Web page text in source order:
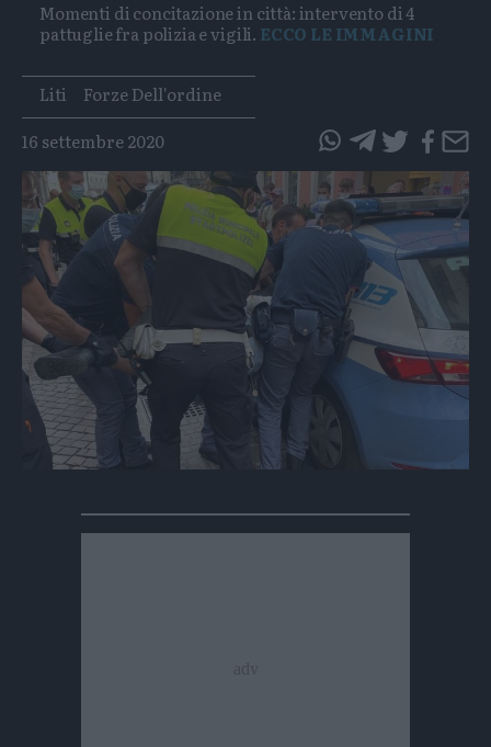
Momenti di concitazione in città: intervento di 4
pattuglie fra polizia e vigili. ECCO LE IMMAGINI
Tags
Liti
Forze Dell'ordine
16 settembre 2020
questo
articolo
su
Whatsapp
questo
articolo
su
Telegram